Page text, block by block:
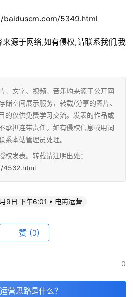
baidusem.com/5349.html
源于网络,如有侵权,请联系我们,我
、文字、视频、音乐均来源于公开网
储空间展示服务，转载/分享的图片、
的仅供免费学习交流。发表的作品或
承担连带责任。如有侵权信息或用词
系本站管理员处理。
权发表。转载请注明出处：
4532.html
9日 下午6:01 • 电商运营
赞 (0)
0
营思路是什么？